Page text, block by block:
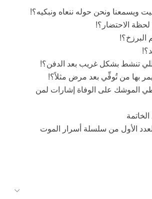
ويسمعنا ونحن حوله ننعاه ونبكيه؟!
الاحتضار؟!
البرزخ؟!
اللي تنشط بشكل غريب بعد الدفن؟!
بها من تُوفِّي بعد مرض مثلاً؟!
الموشك على الوفاة إشارات لمن
الأول من سلسلة أسرار الموت